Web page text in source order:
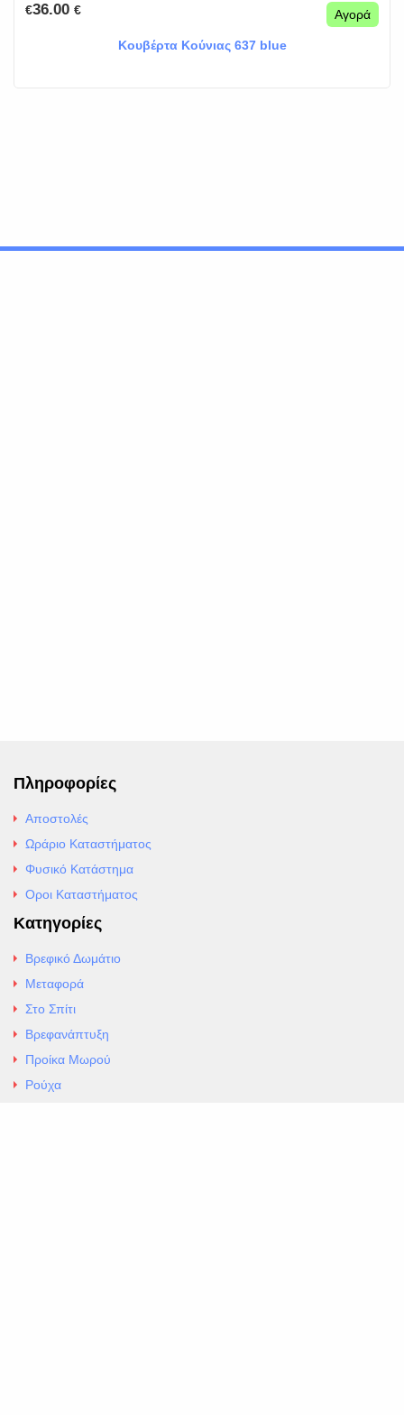
€36.00 € Αγορά
Κουβέρτα Κούνιας 637 blue
Πληροφορίες
Αποστολές
Ωράριο Καταστήματος
Φυσικό Κατάστημα
Οροι Καταστήματος
Κατηγορίες
Βρεφικό Δωμάτιο
Μεταφορά
Στο Σπίτι
Βρεφανάπτυξη
Προίκα Μωρού
Ρούχα